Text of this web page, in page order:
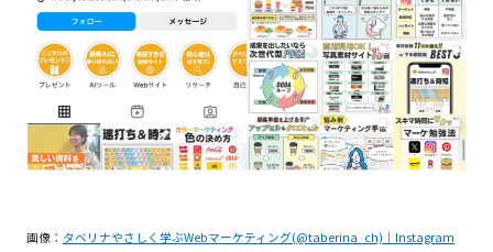
画像： タベリナやさしく学ぶWebマーケティング(@taberina_ch)｜Instagram